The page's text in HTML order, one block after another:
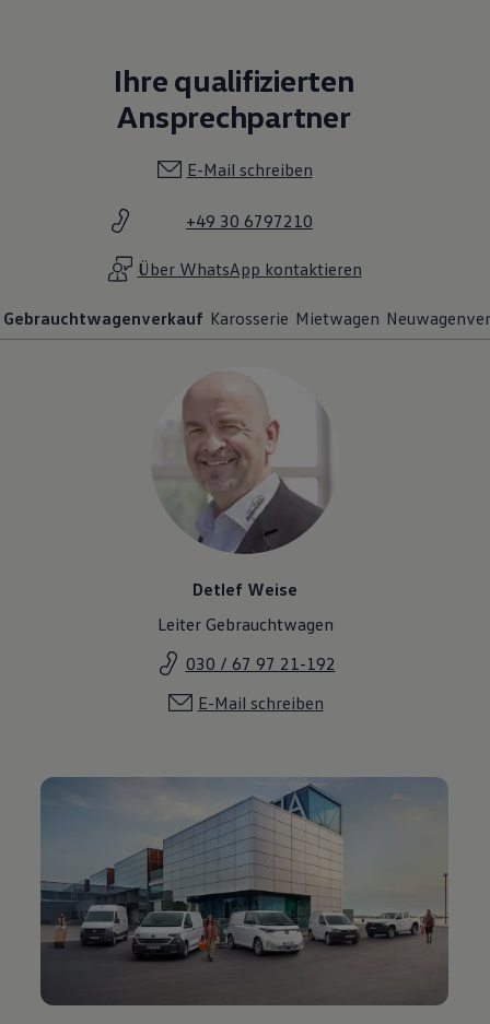
Ihre qualifizierten
Ansprechpartner
E-Mail schreiben
+49 30 6797210
Über WhatsApp kontaktieren
Gebrauchtwagenverkauf Karosserie Mietwagen
Detlef Weise
Leiter Gebrauchtwagen
030 / 67 97 21-192
E-Mail schreiben